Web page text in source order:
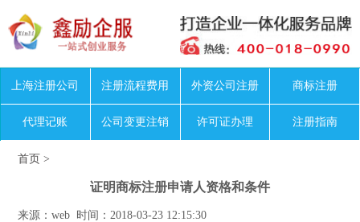
上海注册公司 注册流程费用 外资公司注册 商标注册
代理记账 公司变更注销 许可证办理 注册指南
首页 >
证明商标注册申请人资格和条件
来源：web 时间：2018-03-23 12:15:30